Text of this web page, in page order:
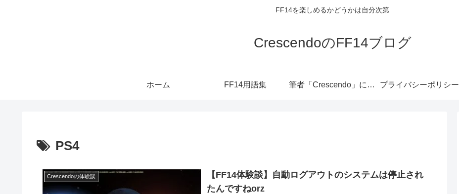
FF14を楽しめるかどうかは自分次第
CrescendoのFF14ブログ
ホーム FF14用語集 筆者「Crescendo」について プライバシーポリシー
PS4
Crescendoの体験談
【FF14体験談】自動ログアウトのシステムは停止され
たんですねorz